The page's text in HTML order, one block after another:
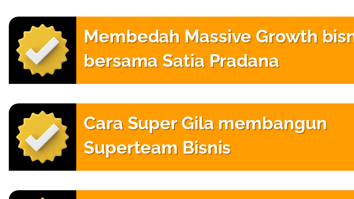
Membedah Massive Growth
bersama Satia Pradana
Cara Super Gila membangun
Superteam Bisnis